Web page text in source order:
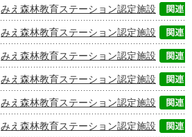
みえ森林教育ステーション認定施設
みえ森林教育ステーション認定施設
みえ森林教育ステーション認定施設
みえ森林教育ステーション認定施設
みえ森林教育ステーション認定施設
みえ森林教育ステーション認定施設